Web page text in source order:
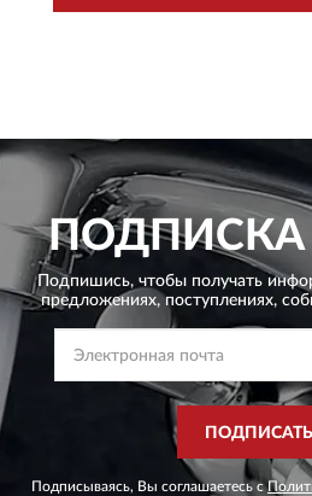
ПОДПИСКА
Подпишись, чтобы получать
предложениях,поступлениях,
Подписываясь, Вы соглашаетесь с